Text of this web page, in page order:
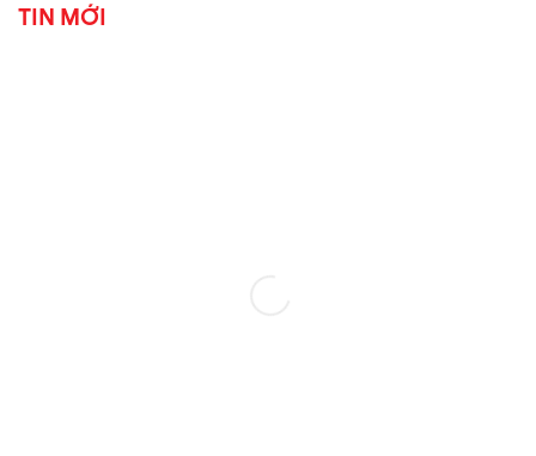
TIN MỚI